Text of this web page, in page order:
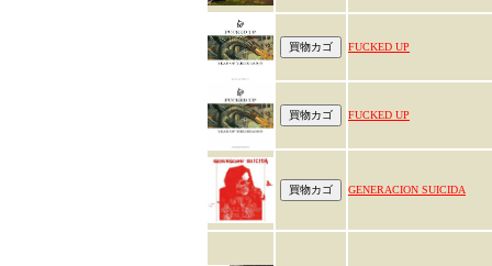
FUCKED UP
FUCKED UP
GENERACION SUICIDA